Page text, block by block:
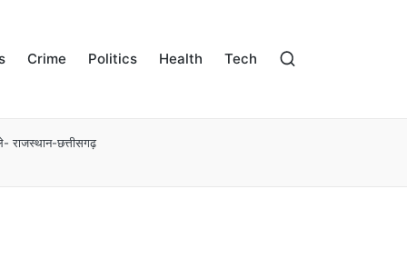
Crime Politics Health Tech
राजस्थान-छत्तीसगढ़